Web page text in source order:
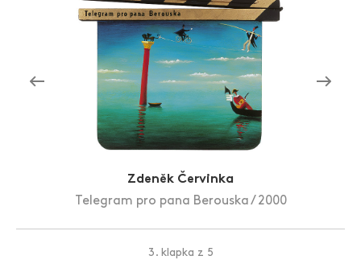
Aktuality
Zlín Film Festival
Zdeněk Červinka
Telegram pro pana Berouska / 2000
3. klapka z 5